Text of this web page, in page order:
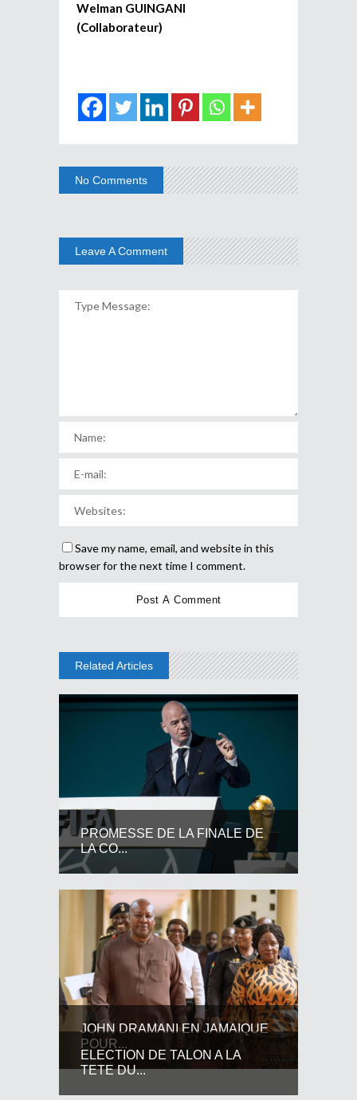
Welman GUINGANI
(Collaborateur)
No Comments
Leave A Comment
Save my name, email, and website in this
browser for the next time I comment.
Related Articles
PROMESSE DE LA FINALE DE
LA CO...
JOHN DRAMANI EN JAMAIQUE
POUR...
ELECTION DE TALON A LA
TETE DU...